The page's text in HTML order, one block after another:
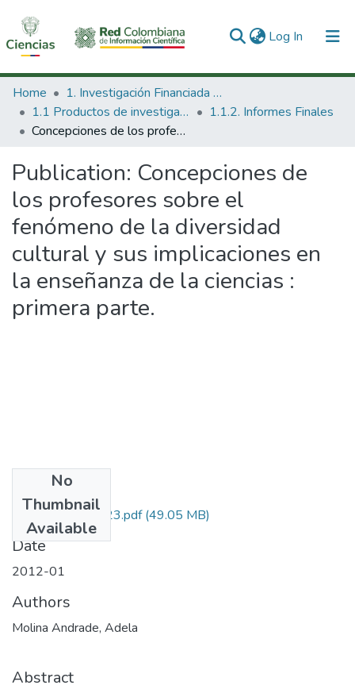
Log In (current)
Communities & Collections
All of DSpace
Home
1. Investigación Financiada con Recursos Públicos
1.1 Productos de investigación
1.1.2. Informes Finales
Concepciones de los profesores sobre el fenómeno de la diversidad cultural y sus implicaciones en la enseñanza de la ciencias : primera parte.
Publication: Concepciones de
los profesores sobre el
fenómeno de la diversidad
cultural y sus implicaciones en
la enseñanza de la ciencias :
primera parte.
No
Thumbnail
Available
113045221223.pdf(49.05 MB)
Date
2012-01
Authors
Molina Andrade, Adela
Abstract